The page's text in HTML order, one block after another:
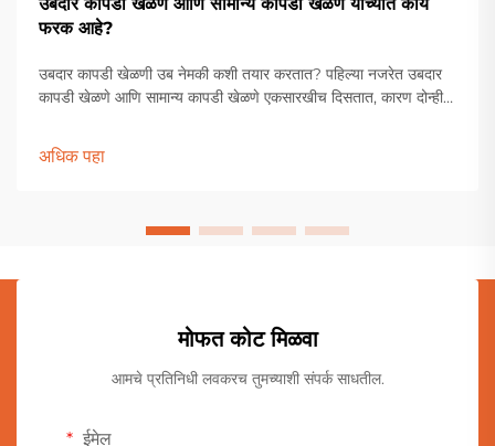
फरक आहे?
उबदार कापडी खेळणी उब नेमकी कशी तयार करतात? पहिल्या नजरेत उबदार
कापडी खेळणे आणि सामान्य कापडी खेळणे एकसारखीच दिसतात, कारण दोन्ही
मोठा फरक असतो. सामान्य कापूस भरल्याशिवाय, उबदार कापडी खेळण्यांमध्ये
सामान्य कापडी खेळण्यांपेक्षा वेगळीच सामग्री वापरली जाते...
अधिक पहा
मोफत कोट मिळवा
आमचे प्रतिनिधी लवकरच तुमच्याशी संपर्क साधतील.
ईमेल